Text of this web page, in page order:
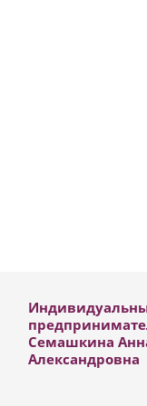
Семашкина
Александровна